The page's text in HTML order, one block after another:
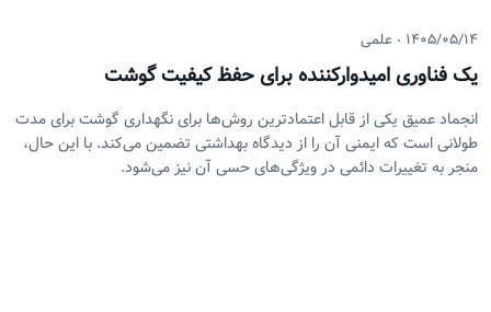
۱۴۰۵/۰۵/۱۴ علمی
یک فناوری امیدوارکننده برای حفظ کیفیت گوشت
انجماد عمیق یکی از قابل اعتمادترین روش‌ها برای نگهداری گوشت برای مدت
طولانی است که ایمنی آن را از دیدگاه بهداشتی تضمین می‌کند. با این حال،
منجر به تغییرات دائمی در ویژگی‌های حسی آن نیز می‌شود.